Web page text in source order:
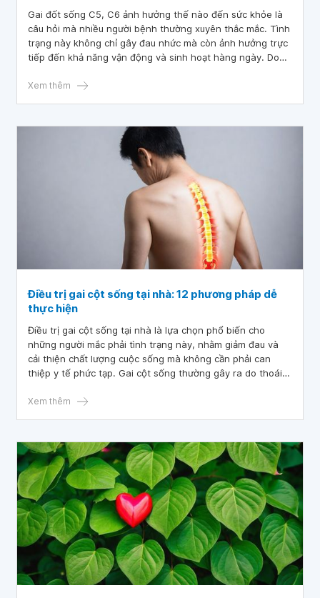
Gai đốt sống C5, C6 ảnh hưởng thế nào đến sức khỏe là
câu hỏi mà nhiều người bệnh thường xuyên thắc mắc. Tình
trạng này không chỉ gây đau nhức mà còn ảnh hưởng trực
tiếp đến khả năng vận động và sinh hoạt hàng ngày. Do
giúp giảm thiểu các biến chứng nguy hiểm.
Xem thêm
Điều trị gai cột sống tại nhà: 12 phương pháp dễ
thực hiện
Điều trị gai cột sống tại nhà là lựa chọn phổ biến cho
những người mắc phải tình trạng này, nhằm giảm đau và
cải thiện chất lượng cuộc sống mà không cần phải can
thiệp y tế phức tạp. Gai cột sống thường gây ra do thoái
đau lưng, cứng khớp và khó khăn trong vận động.
Xem thêm